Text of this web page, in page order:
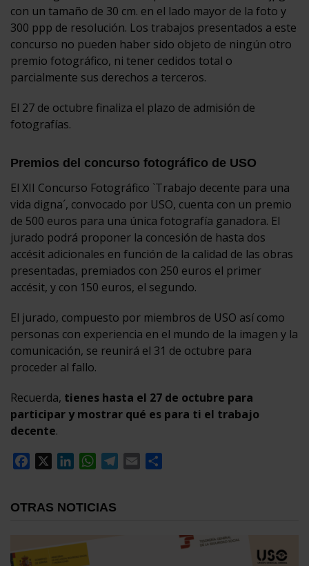
con un tamaño de 30 cm. en el lado mayor de la foto y
300 ppp de resolución. Los trabajos presentados a este
concurso no pueden haber sido objeto de ningún otro
premio fotográfico, ni tener cedidos total o
parcialmente sus derechos a terceros.
El 27 de octubre finaliza el plazo de admisión de
fotografías.
Premios del concurso fotográfico de USO
El XII Concurso Fotográfico `Trabajo decente para una
vida digna´, convocado por USO, cuenta con un premio
de 500 euros para una única fotografía ganadora. El
jurado podrá proponer la concesión de hasta dos
accésit adicionales en función de la calidad de las obras
presentadas, premiados con 250 euros el primer
accésit, y con 150 euros, el segundo.
El jurado, compuesto por miembros de USO así como
personas con experiencia en el mundo de la imagen y la
comunicación, se reunirá el 31 de octubre para
proceder al fallo.
Recuerda, tienes hasta el 27 de octubre para
participar y mostrar qué es para ti el trabajo
decente.
Facebook
LinkedInWhatsApp
Telegram
Email
OTRAS NOTICIAS